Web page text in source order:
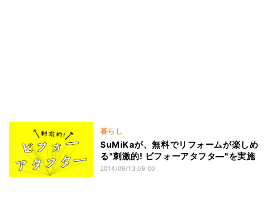
暮らし
SuMiKaが、無料でリフォームが楽しめ
る"刺激的! ビフォーアタフタ―"を実施
2014/09/13 09:00